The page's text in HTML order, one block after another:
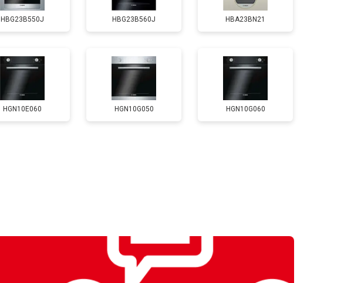
HBG23B550J HBG23B560J HBA23BN21
HGN10E060 HGN10G050 HGN10G060